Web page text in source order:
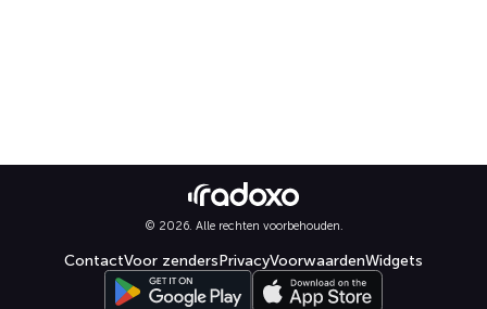
© 2026. Alle rechten voorbehouden.
ContactVoor zendersPrivacyVoorwaardenWidgets